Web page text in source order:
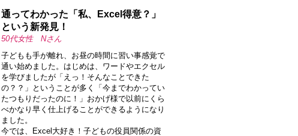
通ってわかった「私、Excel得意？」
という新発見！
50代女性 Nさん
子どもも手が離れ、お昼の時間に習い事感覚で
通い始めました。はじめは、ワードやエクセル
を学びましたが「えっ！そんなことできた
の？？」ということが多く「今までわかってい
たつもりだったのに！」おかげ様で以前にくら
べかなり早く仕上げることができるようになり
ました。
今では、Excel大好き！子どもの役員関係の資